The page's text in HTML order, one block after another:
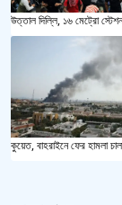
উত্তাল দিল্লি, ১৬ মেট্রো
কুয়েত, বাহরাইনে ফের হামলা